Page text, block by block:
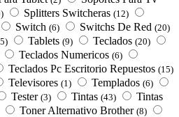
Splitters Switcheras (12)
Switch (6) Switchs De Red (20)
Tablets (9) Teclados (20)
Teclados Numericos (6)
Teclados Pc Escritorio Repuestos (15)
Televisores (1) Templados (6)
Tester (3) Tintas (43)
Tintas
Toner Alternativo Brother (8)